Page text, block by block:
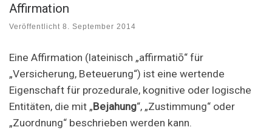
Affirmation
Veröffentlicht 8. September 2014
Eine Affirmation (lateinisch „affirmatiō“ für
„Versicherung, Beteuerung“) ist eine wertende
Eigenschaft für prozedurale, kognitive oder logische
Entitäten, die mit „Bejahung“, „Zustimmung“ oder
„Zuordnung“ beschrieben werden kann.